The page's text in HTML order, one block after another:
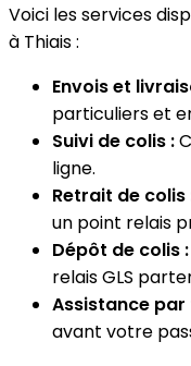
Voici les services
à Thiais :
Envois et
particuliers et
Suivi de colis :
ligne.
Retrait de colis
un point relais
Dépôt de colis :
relais GLS
Assistance par
avant votre